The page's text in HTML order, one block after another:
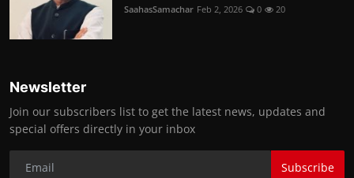
SaahasSamachar Feb 2, 2026 0 20
Newsletter
Join our subscribers list to get the latest news, updates and
special offers directly in your inbox
Subscribe